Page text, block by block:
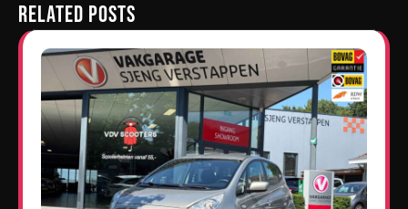
Related Posts